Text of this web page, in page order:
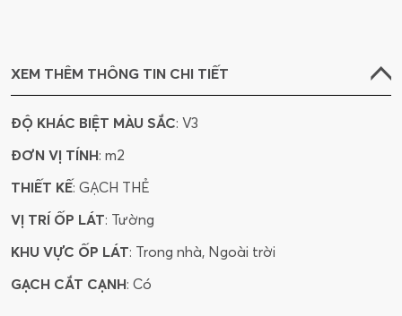
XEM THÊM THÔNG TIN CHI TIẾT
ĐỘ KHÁC BIỆT MÀU SẮC: V3
ĐƠN VỊ TÍNH: m2
THIẾT KẾ: GẠCH THẺ
VỊ TRÍ ỐP LÁT: Tường
KHU VỰC ỐP LÁT: Trong nhà, Ngoài trời
GẠCH CẮT CẠNH: Có